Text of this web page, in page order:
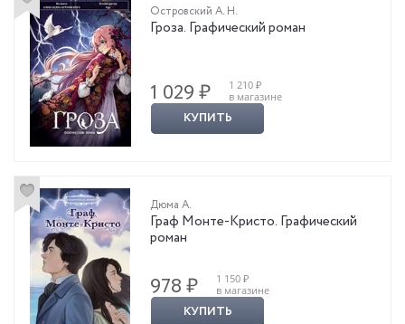
Островский А. Н.
Гроза. Графический роман
1 029 ₽
1 210 ₽
в магазине
КУПИТЬ
Дюма А.
Граф Монте-Кристо. Графический
роман
978 ₽
1 150 ₽
в магазине
КУПИТЬ